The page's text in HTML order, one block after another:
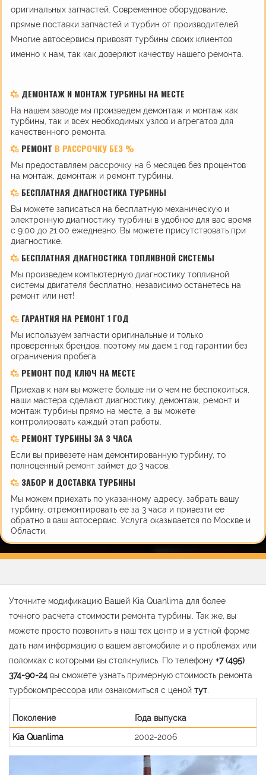
оригинальных запчастей. Современное оборудование,
прямые поставки запчастей и турбин от производителей.
Многие автосервисы привозят турбины своих клиентов
именно к нам, так как доверяют качеству нашего ремонта.
ДЕМОНТАЖ И МОНТАЖ ТУРБИНЫ НА МЕСТЕ
На нашем заводе мы произведем демонтаж и монтаж как
турбины, так и всех необходимых узлов и агрегатов для
качественного ремонта.
РЕМОНТ В РАССРОЧКУ БЕЗ %
Мы предоставляем рассрочку на 6 месяцев без процентов
на монтаж, демонтаж и ремонт турбины.
БЕСПЛАТНАЯ ДИАГНОСТИКА ТУРБИНЫ
Вы можете записаться на бесплатную механическую и
электронную диагностику турбины в удобное для вас время
с 9:00 до 21:00 ежедневно. Вы можете присутствовать при
диагностике.
БЕСПЛАТНАЯ ДИАГНОСТИКА ТОПЛИВНОЙ СИСТЕМЫ
Мы произведем компьютерную диагностику топливной
системы двигателя бесплатно, независимо останетесь на
ремонт или нет!
ГАРАНТИЯ НА РЕМОНТ 1 ГОД
Мы используем запчасти оригинальные и только
проверенных брендов, поэтому мы даем 1 год гарантии без
ограничения пробега.
РЕМОНТ ПОД КЛЮЧ НА МЕСТЕ
Приехав к нам вы можете больше ни о чем не беспокоиться,
наши мастера сделают диагностику, демонтаж, ремонт и
монтаж турбины прямо на месте, а вы можете
контролировать каждый этап работы.
РЕМОНТ ТУРБИНЫ ЗА 3 ЧАСА
Если вы привезете нам демонтированную турбину, то
полноценный ремонт займет до 3 часов.
ЗАБОР И ДОСТАВКА ТУРБИНЫ
Мы можем приехать по указанному адресу, забрать вашу
турбину, отремонтировать ее за 3 часа и привезти ее
обратно в ваш автосервис. Услуга оказывается по Москве и
Области.
Уточните модификацию Вашей Kia Quanlima для более
точного расчета стоимости ремонта турбины. Так же, вы
можете просто позвонить в наш тех центр и в устной форме
дать нам информацию о вашем автомобиле и о проблемах или
поломках с которыми вы столкнулись. По телефону +7 (495)
374-90-24 вы сможете узнать примерную стоимость ремонта
турбокомпрессора или ознакомиться с ценой тут
Поколение
Года выпуска
Kia Quanlima
2002-2006